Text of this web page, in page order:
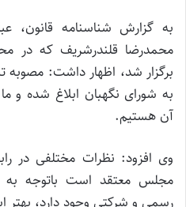
به گزارش شناسنامه قانون،
محمدرضا قلندرشریف که در
برگزار شد، اظهار داشت:
به شورای نگهبان ابلاغ شده و
آن هستیم.
وی افزود: نظرات مختلفی در
مجلس معتقد است باتوجه به
رسمی و شرکتی وجود دارد،